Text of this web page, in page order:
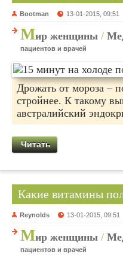
Bootman 13-01-2015, 09:51
Мир женщины /
пациентов и врачей
Дрожать от мороза –
стройнее. К такому
австралийский
Читать
Какие витамины
Reynolds 13-01-2015, 09:51
Мир женщины /
пациентов и врачей